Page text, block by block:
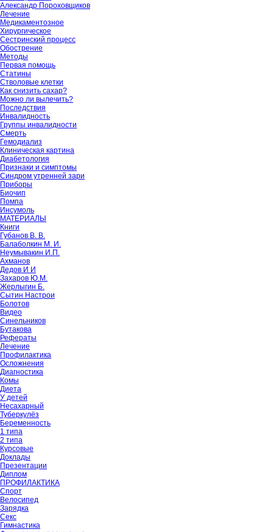
Александр Пороховщиков
Лечение
Медикаментозное
Хирургическое
Сестринский процесс
Обострение
Методы
Первая помощь
Статины
Стволовые клетки
Как снизить сахар?
Можно ли вылечить?
Последствия
Инвалидность
Группы инвалидности
Смерть
Гемодиализ
Клиническая картина
Диабетология
Признаки и симптомы
Синдром утренней зари
Приборы
Биочип
Помпа
Инсумоль
МАТЕРИАЛЫ
Книги
Губанов В. В.
Балаболкин М. И.
Неумывакин И.П.
Ахманов
Дедов И И
Захаров Ю.М.
Жерлыгин Б.
Сытин Настрои
Болотов
Видео
Синельников
Бутакова
Рефераты
Лечение
Профилактика
Осложнения
Диагностика
Комы
Диета
У детей
Несахарный
Туберкулёз
Беременность
1 типа
2 типа
Курсовые
Доклады
Презентации
Диплом
ПРОФИЛАКТИКА
Спорт
Велосипед
Зарядка
Секс
Гимнастика